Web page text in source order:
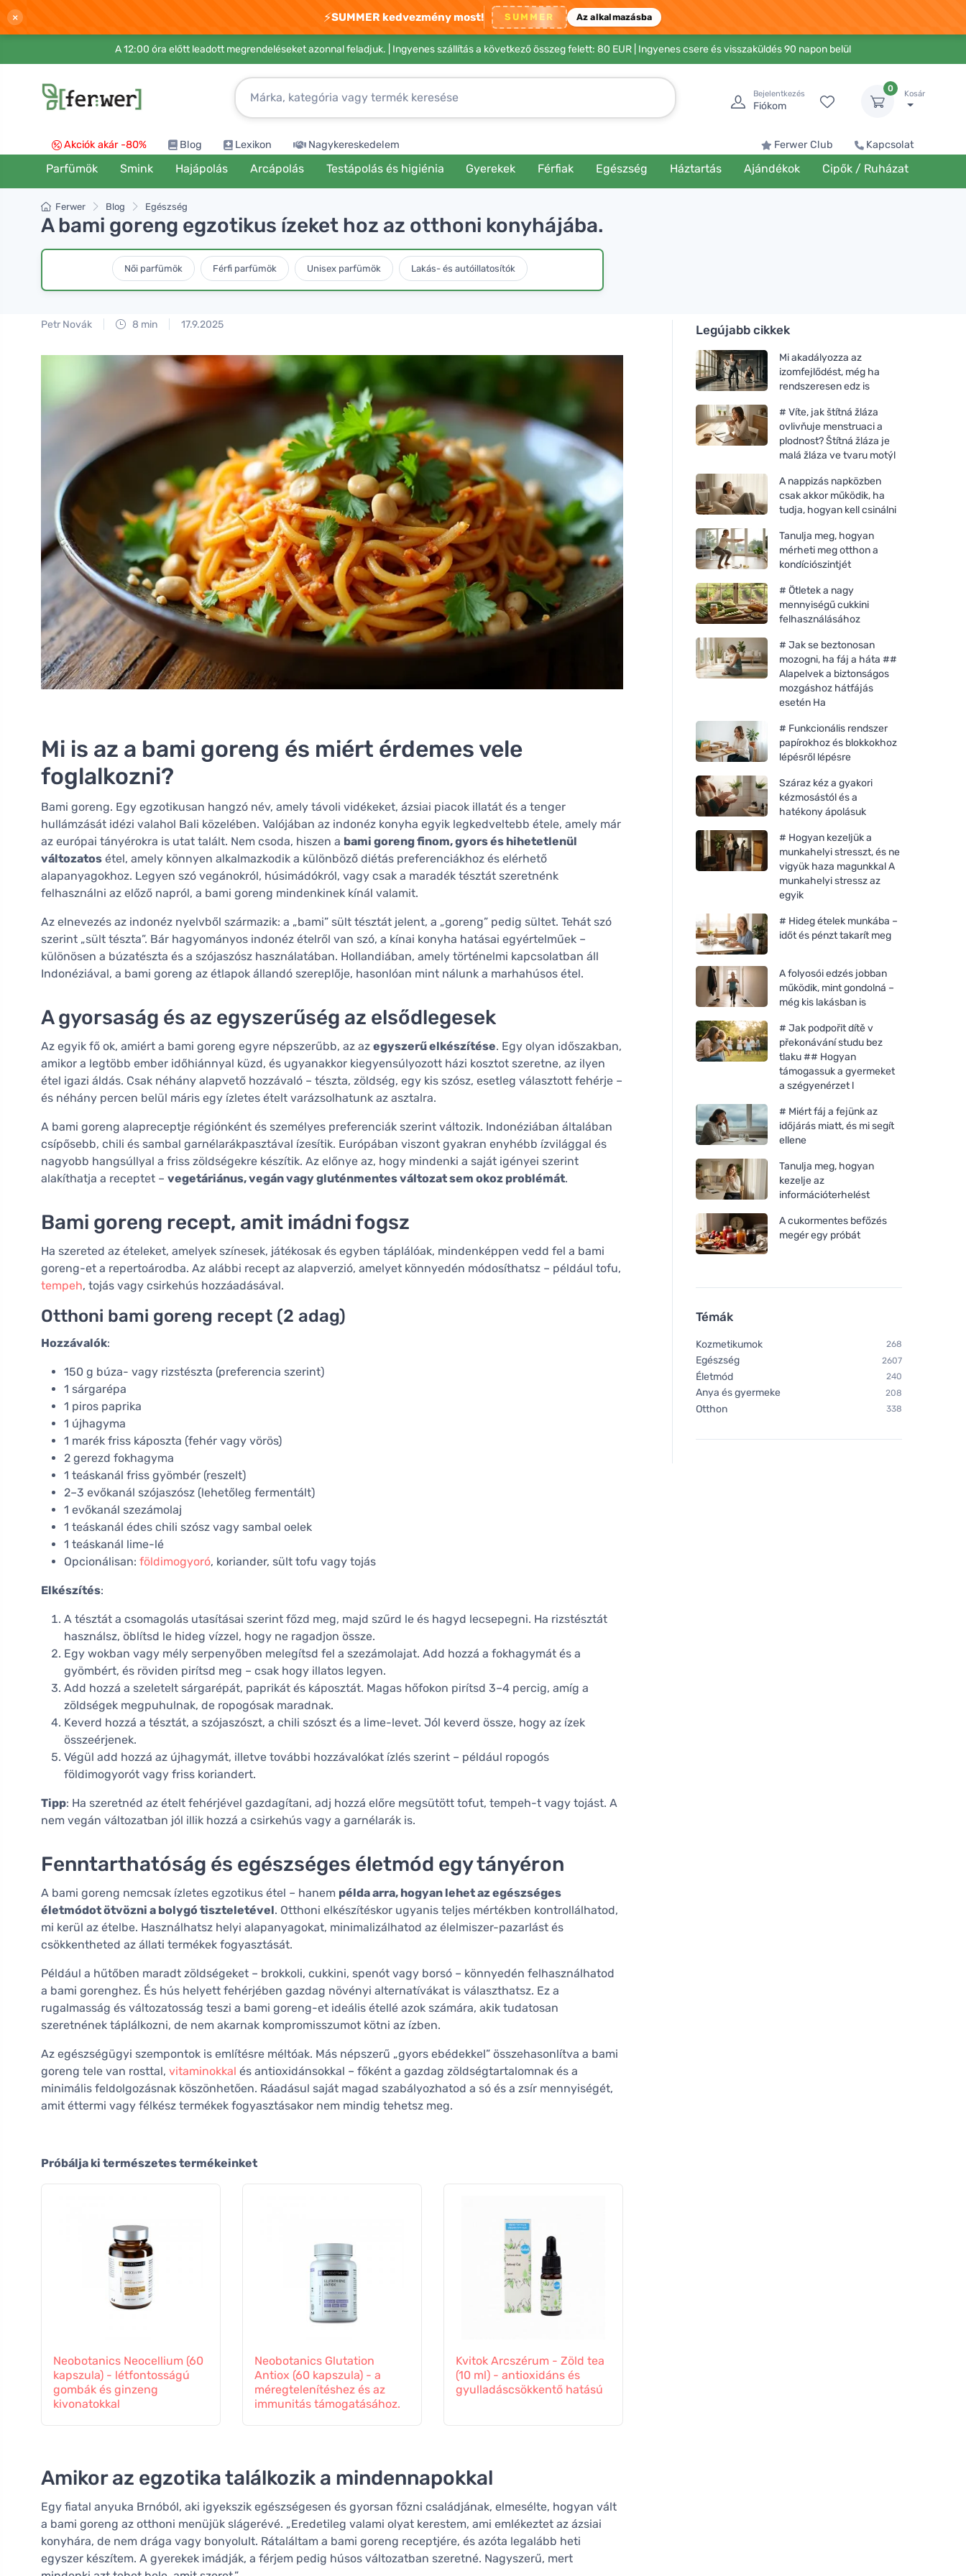
× ⚡SUMMER kedvezmény most! SUMMER Az alkalmazásba
A 12:00 óra előtt leadott megrendeléseket azonnal feladjuk. | Ingyenes szállítás a következő összeg felett: 80 EUR | Ingyenes csere és visszaküldés 90 napon belül
Bejelentkezés
Fiókom
0
Kosár
Akciók akár -80% Blog Lexikon Nagykereskedelem Ferwer Club Kapcsolat
Parfümök Smink Hajápolás Arcápolás Testápolás és higiénia Gyerekek Férfiak Egészség Háztartás Ajándékok Cipők / Ruházat
Ferwer Blog Egészség
A bami goreng egzotikus ízeket hoz az otthoni konyhájába.
Női parfümök Férfi parfümök Unisex parfümök Lakás- és autóillatosítók
Petr Novák 8 min 17.9.2025
Mi is az a bami goreng és miért érdemes vele
foglalkozni?
Bami goreng. Egy egzotikusan hangzó név, amely távoli vidékeket, ázsiai piacok illatát és a tenger
hullámzását idézi valahol Bali közelében. Valójában az indonéz konyha egyik legkedveltebb étele, amely már
az európai tányérokra is utat talált. Nem csoda, hiszen a bami goreng finom, gyors és hihetetlenül
változatos étel, amely könnyen alkalmazkodik a különböző diétás preferenciákhoz és elérhető
alapanyagokhoz. Legyen szó vegánokról, húsimádókról, vagy csak a maradék tésztát szeretnénk
felhasználni az előző napról, a bami goreng mindenkinek kínál valamit.
Az elnevezés az indonéz nyelvből származik: a „bami” sült tésztát jelent, a „goreng” pedig sültet. Tehát szó
szerint „sült tészta”. Bár hagyományos indonéz ételről van szó, a kínai konyha hatásai egyértelműek –
különösen a búzatészta és a szójaszósz használatában. Hollandiában, amely történelmi kapcsolatban áll
Indonéziával, a bami goreng az étlapok állandó szereplője, hasonlóan mint nálunk a marhahúsos étel.
A gyorsaság és az egyszerűség az elsődlegesek
Az egyik fő ok, amiért a bami goreng egyre népszerűbb, az az egyszerű elkészítése. Egy olyan időszakban,
amikor a legtöbb ember időhiánnyal küzd, és ugyanakkor kiegyensúlyozott házi kosztot szeretne, az ilyen
étel igazi áldás. Csak néhány alapvető hozzávaló – tészta, zöldség, egy kis szósz, esetleg választott fehérje –
és néhány percen belül máris egy ízletes ételt varázsolhatunk az asztalra.
A bami goreng alapreceptje régiónként és személyes preferenciák szerint változik. Indonéziában általában
csípősebb, chili és sambal garnélarákpasztával ízesítik. Európában viszont gyakran enyhébb ízvilággal és
nagyobb hangsúllyal a friss zöldségekre készítik. Az előnye az, hogy mindenki a saját igényei szerint
alakíthatja a receptet – vegetáriánus, vegán vagy gluténmentes változat sem okoz problémát.
Bami goreng recept, amit imádni fogsz
Ha szereted az ételeket, amelyek színesek, játékosak és egyben táplálóak, mindenképpen vedd fel a bami
goreng-et a repertoárodba. Az alábbi recept az alapverzió, amelyet könnyedén módosíthatsz – például tofu,
tempeh, tojás vagy csirkehús hozzáadásával.
Otthoni bami goreng recept (2 adag)
Hozzávalók:
150 g búza- vagy rizstészta (preferencia szerint)
1 sárgarépa
1 piros paprika
1 újhagyma
1 marék friss káposzta (fehér vagy vörös)
2 gerezd fokhagyma
1 teáskanál friss gyömbér (reszelt)
2–3 evőkanál szójaszósz (lehetőleg fermentált)
1 evőkanál szezámolaj
1 teáskanál édes chili szósz vagy sambal oelek
1 teáskanál lime-lé
Opcionálisan: földimogyoró, koriander, sült tofu vagy tojás
Elkészítés:
A tésztát a csomagolás utasításai szerint főzd meg, majd szűrd le és hagyd lecsepegni. Ha rizstésztát
használsz, öblítsd le hideg vízzel, hogy ne ragadjon össze.
Egy wokban vagy mély serpenyőben melegítsd fel a szezámolajat. Add hozzá a fokhagymát és a
gyömbért, és röviden pirítsd meg – csak hogy illatos legyen.
Add hozzá a szeletelt sárgarépát, paprikát és káposztát. Magas hőfokon pirítsd 3–4 percig, amíg a
zöldségek megpuhulnak, de ropogósak maradnak.
Keverd hozzá a tésztát, a szójaszószt, a chili szószt és a lime-levet. Jól keverd össze, hogy az ízek
összeérjenek.
Végül add hozzá az újhagymát, illetve további hozzávalókat ízlés szerint – például ropogós
földimogyorót vagy friss koriandert.
Tipp: Ha szeretnéd az ételt fehérjével gazdagítani, adj hozzá előre megsütött tofut, tempeh-t vagy tojást. A
nem vegán változatban jól illik hozzá a csirkehús vagy a garnélarák is.
Fenntarthatóság és egészséges életmód egy tányéron
A bami goreng nemcsak ízletes egzotikus étel – hanem példa arra, hogyan lehet az egészséges
életmódot ötvözni a bolygó tiszteletével. Otthoni elkészítéskor ugyanis teljes mértékben kontrollálhatod,
mi kerül az ételbe. Használhatsz helyi alapanyagokat, minimalizálhatod az élelmiszer-pazarlást és
csökkentheted az állati termékek fogyasztását.
Például a hűtőben maradt zöldségeket – brokkoli, cukkini, spenót vagy borsó – könnyedén felhasználhatod
a bami gorenghez. És hús helyett fehérjében gazdag növényi alternatívákat is választhatsz. Ez a
rugalmasság és változatosság teszi a bami goreng-et ideális étellé azok számára, akik tudatosan
szeretnének táplálkozni, de nem akarnak kompromisszumot kötni az ízben.
Az egészségügyi szempontok is említésre méltóak. Más népszerű „gyors ebédekkel” összehasonlítva a bami
goreng tele van rosttal, vitaminokkal és antioxidánsokkal – főként a gazdag zöldségtartalomnak és a
minimális feldolgozásnak köszönhetően. Ráadásul saját magad szabályozhatod a só és a zsír mennyiségét,
amit éttermi vagy félkész termékek fogyasztásakor nem mindig tehetsz meg.
Próbálja ki természetes termékeinket
Neobotanics Neocellium (60
kapszula) - létfontosságú
gombák és ginzeng
kivonatokkal
Neobotanics Glutation
Antiox (60 kapszula) - a
méregtelenítéshez és az
immunitás támogatásához.
Kvitok Arcszérum - Zöld tea
(10 ml) - antioxidáns és
gyulladáscsökkentő hatású
Amikor az egzotika találkozik a mindennapokkal
Egy fiatal anyuka Brnóból, aki igyekszik egészségesen és gyorsan főzni családjának, elmesélte, hogyan vált
a bami goreng az otthoni menüjük slágerévé. „Eredetileg valami olyat kerestem, ami emlékeztet az ázsiai
konyhára, de nem drága vagy bonyolult. Rátaláltam a bami goreng receptjére, és azóta legalább heti
egyszer készítem. A gyerekek imádják, a férjem pedig húsos változatban szeretné. Nagyszerű, mert
Legújabb cikkek
Mi akadályozza az
izomfejlődést, még ha
rendszeresen edz is
# Víte, jak štítná žláza
ovlivňuje menstruaci a
plodnost? Štítná žláza je
malá žláza ve tvaru motýl
A nappizás napközben
csak akkor működik, ha
tudja, hogyan kell csinálni
Tanulja meg, hogyan
mérheti meg otthon a
kondíciószintjét
# Ötletek a nagy
mennyiségű cukkini
felhasználásához
# Jak se beztonosan
mozogni, ha fáj a háta ##
Alapelvek a biztonságos
mozgáshoz hátfájás
esetén Ha
# Funkcionális rendszer
papírokhoz és blokkokhoz
lépésről lépésre
Száraz kéz a gyakori
kézmosástól és a
hatékony ápolásuk
# Hogyan kezeljük a
munkahelyi stresszt, és ne
vigyük haza magunkkal A
munkahelyi stressz az
egyik
# Hideg ételek munkába –
időt és pénzt takarít meg
A folyosói edzés jobban
működik, mint gondolná –
még kis lakásban is
# Jak podpořit dítě v
překonávání studu bez
tlaku ## Hogyan
támogassuk a gyermeket
a szégyenérzet l
# Miért fáj a fejünk az
időjárás miatt, és mi segít
ellene
Tanulja meg, hogyan
kezelje az
információterhelést
A cukormentes befőzés
megér egy próbát
Témák
Kozmetikumok 268
Egészség 2607
Életmód 240
Anya és gyermeke 208
Otthon 338